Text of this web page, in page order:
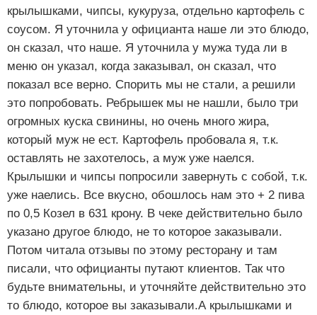
крылышками, чипсы, кукуруза, отдельно картофель с
соусом. Я уточнила у официанта наше ли это блюдо,
он сказал, что наше. Я уточнила у мужа туда ли в
меню он указал, когда заказывал, он сказал, что
показал все верно. Спорить мы не стали, а решили
это попробовать. Ребрышек мы не нашли, было три
огромных куска свинины, но очень много жира,
который муж не ест. Картофель пробовала я, т.к.
оставлять не захотелось, а муж уже наелся.
Крылышки и чипсы попросили завернуть с собой, т.к.
уже наелись. Все вкусно, обошлось нам это + 2 пива
по 0,5 Козел в 631 крону. В чеке действительно было
указано другое блюдо, не то которое заказывали.
Потом читала отзывы по этому ресторану и там
писали, что официанты путают клиентов. Так что
будьте внимательны, и уточняйте действительно это
то блюдо, которое вы заказывали.А крылышками и